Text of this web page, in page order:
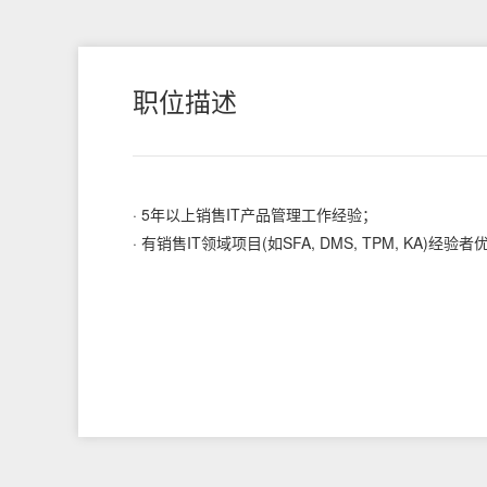
职位描述
· 5年以上销售IT产品管理工作经验；
· 有销售IT领域项目(如SFA, DMS, TPM, KA)经验者